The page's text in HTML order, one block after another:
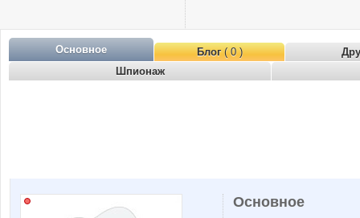
Основное Блог( 0 )
Шпионаж
Основное